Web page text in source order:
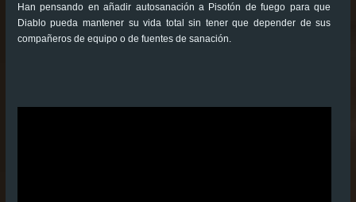
Han pensando en añadir autosanación a Pisotón de fuego para que
Diablo pueda mantener su vida total sin tener que depender de sus
compañeros de equipo o de fuentes de sanación.